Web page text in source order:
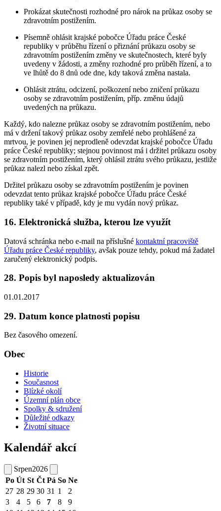
Prokázat skutečnosti rozhodné pro nárok na průkaz osoby se
zdravotním postižením.
Písemně ohlásit krajské pobočce Úřadu práce České
republiky v průběhu řízení o přiznání průkazu osoby se
zdravotním postižením změny ve skutečnostech, které byly
uvedeny v žádosti, a změny rozhodné pro průběh řízení, a to
ve lhůtě do 8 dnů ode dne, kdy taková změna nastala.
Ohlásit ztrátu, odcizení, poškození nebo zničení průkazu
osoby se zdravotním postižením, příp. změnu údajů
uvedených na průkazu.
Každý, kdo nalezne průkaz osoby se zdravotním postižením, nebo
má v držení takový průkaz osoby zemřelé nebo prohlášené za
mrtvou, je povinen jej neprodleně odevzdat krajské pobočce Úřadu
práce České republiky; stejnou povinnost má i držitel průkazu osoby
se zdravotním postižením, který ohlásil ztrátu svého průkazu, jestliže
průkaz nalezl nebo získal zpět.
Držitel průkazu osoby se zdravotním postižením je povinen
odevzdat tento průkaz krajské pobočce Úřadu práce České
republiky také v případě, kdy je mu vydán nový průkaz.
16. Elektronická služba, kterou lze využít
Datová schránka nebo e-mail na příslušné kontaktní pracoviště
Úřadu práce České republiky, avšak pouze tehdy, pokud má žadatel
zaručený elektronický podpis.
28. Popis byl naposledy aktualizován
01.01.2017
29. Datum konce platnosti popisu
Bez časového omezení.
Obec
Historie
Současnost
Blízké okolí
Územní plán obce
Spolky & sdružení
Důležité odkazy
Životní situace
Kalendář akcí
Srpen2026
Po Út St Čt Pá So Ne
27 28 29 30 31 1
2
3
4 5 6 7 8
9